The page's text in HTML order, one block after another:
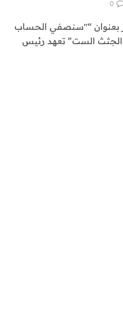
0
في اشراق العالم 24 خبر بعنوان “"سنصفي الحساب
الجثث الست” تعهد رئيس